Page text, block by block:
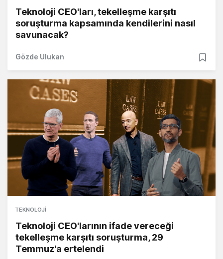
Teknoloji CEO'ları, tekelleşme karşıtı
soruşturma kapsamında kendilerini nasıl
savunacak?
Gözde Ulukan
TEKNOLOJI
Teknoloji CEO'larının ifade vereceği
tekelleşme karşıtı soruşturma, 29
Temmuz'a ertelendi